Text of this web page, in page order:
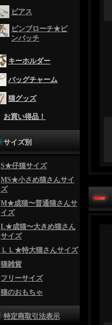
ピアス
ピンブローチ★ピ
ンバッチ
キーホルダー
バッグチャーム
猫グッズ
お買い得品！
サイズ別
S★仔猫サイズ
MS★小さめ猫さんサイ
ズ
M★成猫〜普通猫さんサ
イズ
L★成猫〜大きめ猫さん
サイズ
ＬＬ★特大猫さんサイズ
猫雑貨
フリーサイズ
猫のおもちゃ
特定商取引法表示